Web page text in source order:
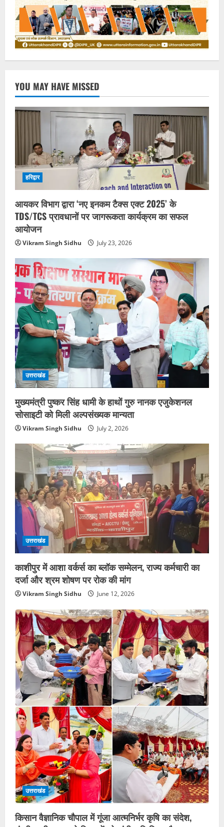
YOU MAY HAVE MISSED
हरिद्वार
आयकर विभाग द्वारा ‘नए इनकम टैक्स एक्ट 2025’ के
TDS/TCS प्रावधानों पर जागरूकता कार्यक्रम का सफल
आयोजन
Vikram Singh Sidhu July 23, 2026
उत्तराखंड
मुख्यमंत्री पुष्कर सिंह धामी के हाथों गुरु नानक एजुकेशनल
सोसाइटी को मिली अल्पसंख्यक मान्यता
Vikram Singh Sidhu July 2, 2026
उत्तराखंड
काशीपुर में आशा वर्कर्स का ब्लॉक सम्मेलन, राज्य कर्मचारी का
दर्जा और श्रम शोषण पर रोक की मांग
Vikram Singh Sidhu June 12, 2026
उत्तराखंड
किसान वैज्ञानिक चौपाल में गूंजा आत्मनिर्भर कृषि का संदेश,